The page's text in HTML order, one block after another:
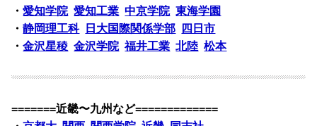
・愛知学院 愛知工業 中京学院 東海学園
・静岡理工科 日大国際関係学部
四日市
・金沢星稜 金沢学院 福井工業 北陸 松本
=======近畿〜九州など=============